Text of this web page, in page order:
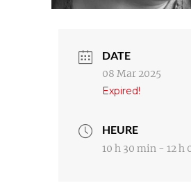
DATE
08 Mar 2025
Expired!
HEURE
10 h 30 min - 12 h